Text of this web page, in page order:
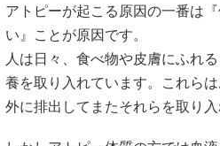
アトピーが起こる原因の一番は
い』ことが原因です。
人は日々、食べ物や皮膚にふれ
養を取り入れています。これら
外に排出してまたそれらを取り入